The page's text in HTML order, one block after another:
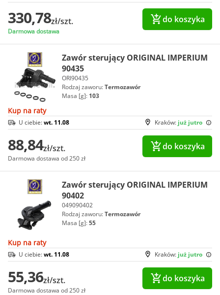
330,78zł/szt.
Darmowa dostawa
do koszyka
Zawór sterujący ORIGINAL IMPERIUM
90435
ORI90435
Rodzaj zaworu:Termozawór
Masa [g]: 103
Kup na raty
Kraków: już jutro
U ciebie:wt. 11.08
88,84zł/szt.
Darmowa dostawa od 250 zł
do koszyka
Zawór sterujący ORIGINAL IMPERIUM
90402
049090402
Rodzaj zaworu:Termozawór
Masa [g]:55
Kup na raty
Kraków: już jutro
U ciebie:wt. 11.08
55,36zł/szt.
Darmowa dostawa od 250 zł
do koszyka